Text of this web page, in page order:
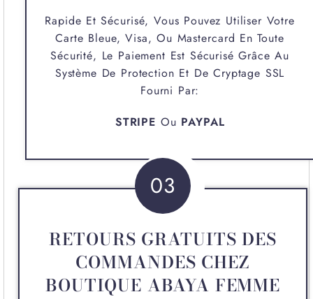
Rapide Et Sécurisé, Vous Pouvez Utiliser Votre
Carte Bleue, Visa, Ou Mastercard En Toute
Sécurité, Le Paiement Est Sécurisé Grâce Au
Système De Protection Et De Cryptage SSL
Fourni Par:
STRIPE Ou PAYPAL
03
RETOURS GRATUITS DES
COMMANDES CHEZ
BOUTIQUE ABAYA FEMME